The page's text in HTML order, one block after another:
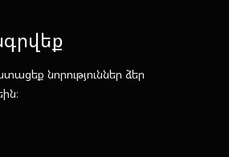
նորություններ ձեր